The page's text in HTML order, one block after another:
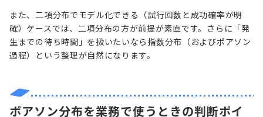
また、二項分布でモデル化できる（試行回数と成功確率が明
確）ケースでは、二項分布の方が前提が素直です。さらに「発
生までの待ち時間」を扱いたいなら指数分布（およびポアソン
過程）という整理が自然になります。
ポアソン分布を業務で使うときの判断ポイ